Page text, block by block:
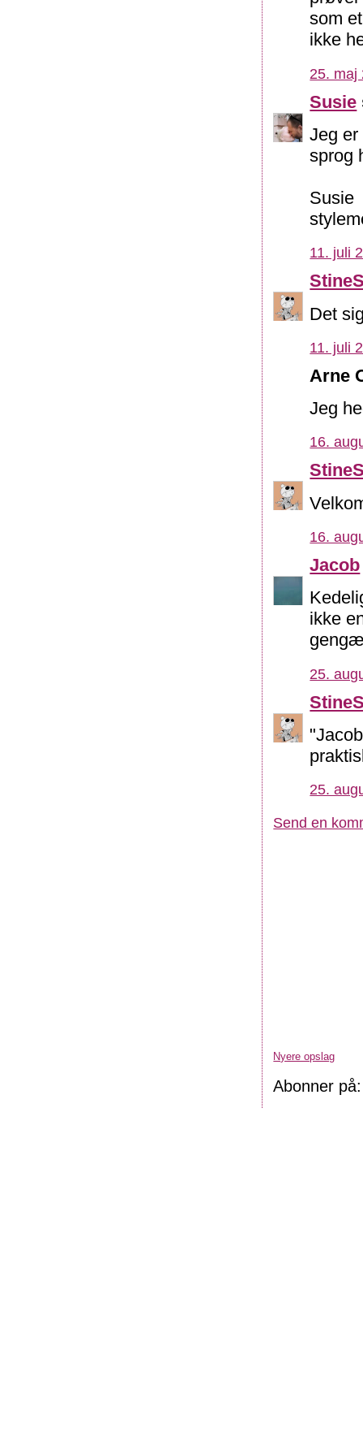
som
ikke
25. maj
Susie
Jeg
sprog
Susie
11. juli
Det
11. juli
Arne
Jeg
16.
16.
Jacob
ikke
25.
25.
Send en
Nyere opslag
Abonner